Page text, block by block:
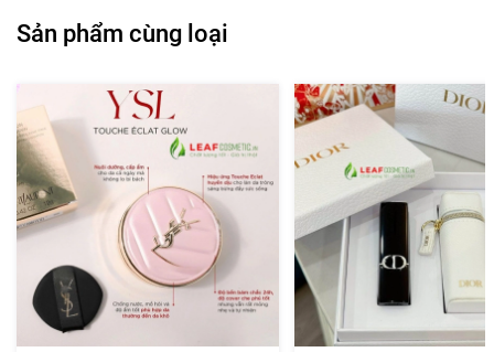
trụ thanh lịch với tông màu đen phối vàng ánh kim
tượng được hoàn thiện tinh xảo, tạo nên vẻ ngoài
sang trọng và đẳng cấp.
Cơ chế đóng mở tiện lợi cùng cảm giác cầm chắc tay
giúp thỏi son trở thành một phụ kiện làm đẹp tinh tế,
thích hợp để mang theo mỗi ngày hoặc làm quà tặng
dành cho người thân yêu.
💄 Màu son 274 Killing Me Softly
– Màu Trà Sữa
Sản phẩm cùng loại